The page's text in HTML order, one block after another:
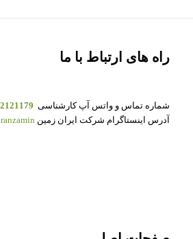
راه های ارتباط با ما
شماره تماس و واتس آپ کارشناسی
آدرس اینستاگرام شرکت ایران زمین